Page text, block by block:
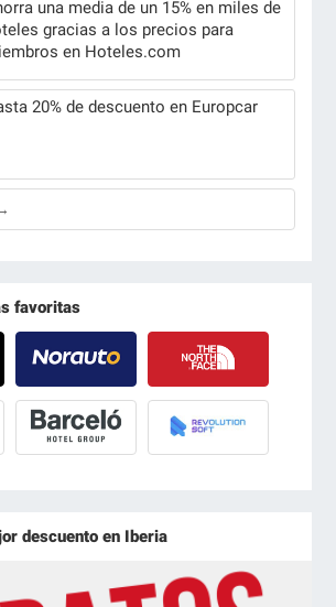
una media de un 15% en miles de
gracias a los precios para
en Hoteles.com
20% de descuento en Europcar
favoritas
descuento en Iberia